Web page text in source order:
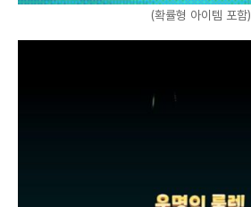
(확률형 아이템 포함)